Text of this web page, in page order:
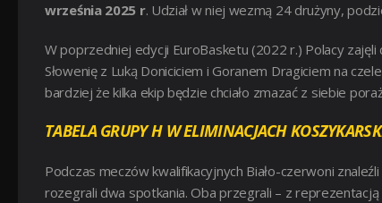
września 2025 r. Udział w niej wezmą 24 drużyny,
W poprzedniej edycji EuroBasketu (2022 r.) Polacy
Słowenię z Luką Doniciciem i Goranem Dragiciem na
bardziej że kilka ekip będzie chciało zmazać z siebie
TABELA GRUPY H W ELIMINACJACH
Podczas meczów kwalifikacyjnych Biało-czerwoni
rozegrali dwa spotkania. Oba przegrali – z reprezentacją